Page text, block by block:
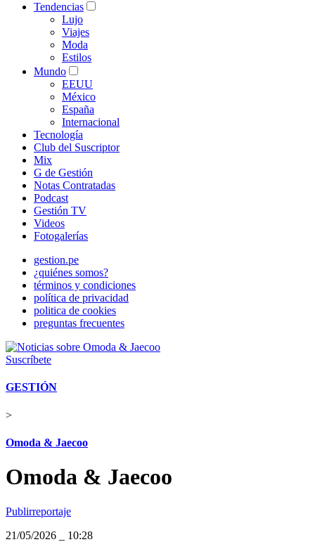
Tendencias
Lujo
Viajes
Moda
Estilos
Mundo
EEUU
México
España
Internacional
Tecnología
Club del Suscriptor
Mix
G de Gestión
Notas Contratadas
Podcast
Gestión TV
Videos
Fotogalerías
gestion.pe
¿quiénes somos?
términos y condiciones
política de privacidad
politica de cookies
preguntas frecuentes
Suscríbete
GESTIÓN
>
Omoda & Jaecoo
Omoda & Jaecoo
Publirreportaje
21/05/2026
10:28